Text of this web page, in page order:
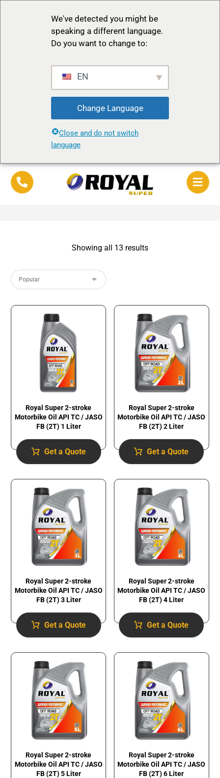
We've detected you might be
speaking a different language.
Do you want to change to:
EN
Change Language
Close and do not switch
language
Showing all 13 results
Royal Super 2-stroke
Motorbike Oil API TC / JASO
FB (2T) 1 Liter
Get a Quote
Royal Super 2-stroke
Motorbike Oil API TC / JASO
FB (2T) 2 Liter
Get a Quote
Royal Super 2-stroke
Motorbike Oil API TC / JASO
FB (2T) 3 Liter
Get a Quote
Royal Super 2-stroke
Motorbike Oil API TC / JASO
FB (2T) 4 Liter
Get a Quote
Royal Super 2-stroke
Motorbike Oil API TC / JASO
FB (2T) 5 Liter
Royal Super 2-stroke
Motorbike Oil API TC / JASO
FB (2T) 6 Liter